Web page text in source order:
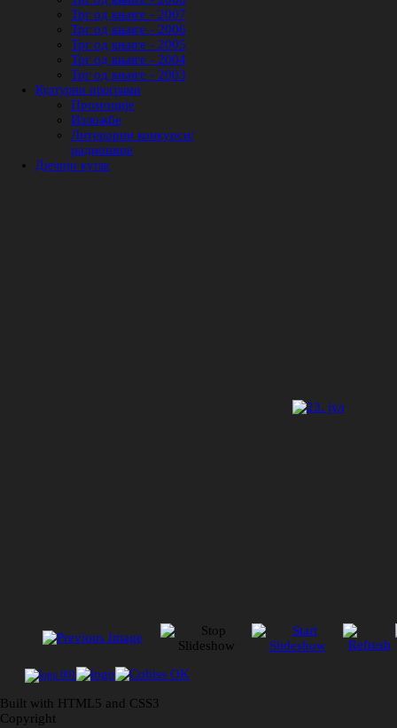
Трг од књиге - 2007
Трг од књиге - 2006
Трг од књиге - 2005
Трг од књиге - 2004
Трг од књиге - 2003
Културни програми
Промоције
Изложбе
Литерарни конкурси/
радионице
Дјечији кутак
Built with HTML5 and CSS3
Copyright